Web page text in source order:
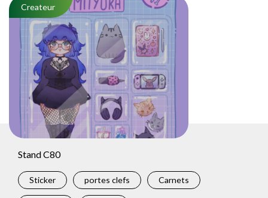
Createur
Stand C80
Sticker portes clefs Carnets